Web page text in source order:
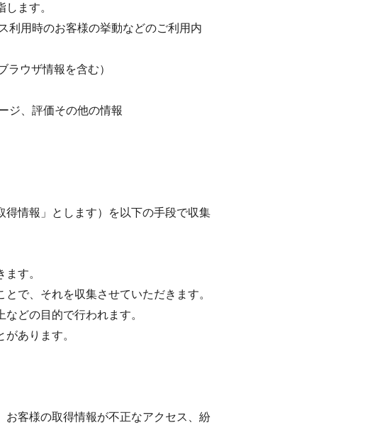
ます。
利用時のお客様の挙動などのご利用内
ウザ情報を含む）
ジ、評価その他の情報
情報」とします）を以下の手段で収集
す。
で、それを収集させていただきます。
どの目的で行われます。
あります。
客様の取得情報が不正なアクセス、紛